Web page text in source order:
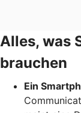
Alles, was
brauchen
Ein